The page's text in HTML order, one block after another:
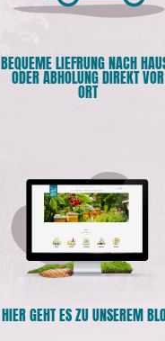
BEQUEME LIEFRUNG NACH
ODER ABHOLUNG DIREKT VOR
ORT
HIER GEHT ES ZU UNSEREM